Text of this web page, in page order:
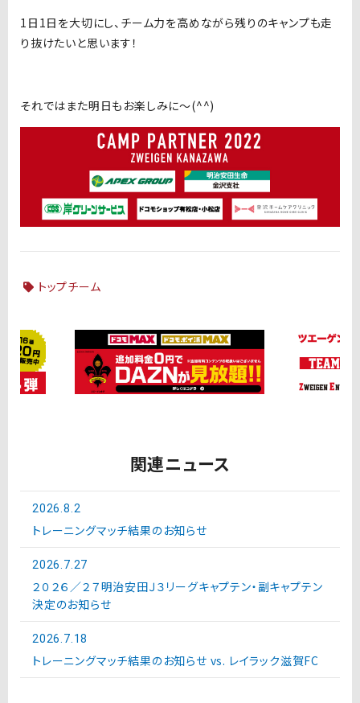
1日1日を大切にし、チーム力を高めながら残りのキャンプも走
り抜けたいと思います！
それではまた明日もお楽しみに〜(^^)
トップチーム
関連ニュース
2026.8.2
トレーニングマッチ結果のお知らせ
2026.7.27
２０２６／２７明治安田Ｊ３リーグキャプテン・副キャプテン
決定のお知らせ
2026.7.18
トレーニングマッチ結果のお知らせ vs. レイラック滋賀FC